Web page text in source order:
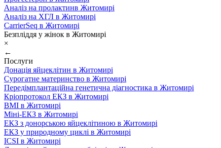
Аналіз на пролактинв Житомирі
Аналіз на ХГЛ в Житомирі
CarrierSeq в Житомирі
Безпліддя у жінок в Житомирі
×
←
Послуги
Донація яйцеклітин в Житомирі
Сурогатне материнство в Житомирі
Передімплантаційна генетична діагностика в Житомирі
Кріопротокол ЕКЗ в Житомирі
ВМІ в Житомирі
Міні-ЕКЗ в Житомирі
ЕКЗ з донорською яйцеклітиною в Житомирі
ЕКЗ у природному циклі в Житомирі
ICSI в Житомирі